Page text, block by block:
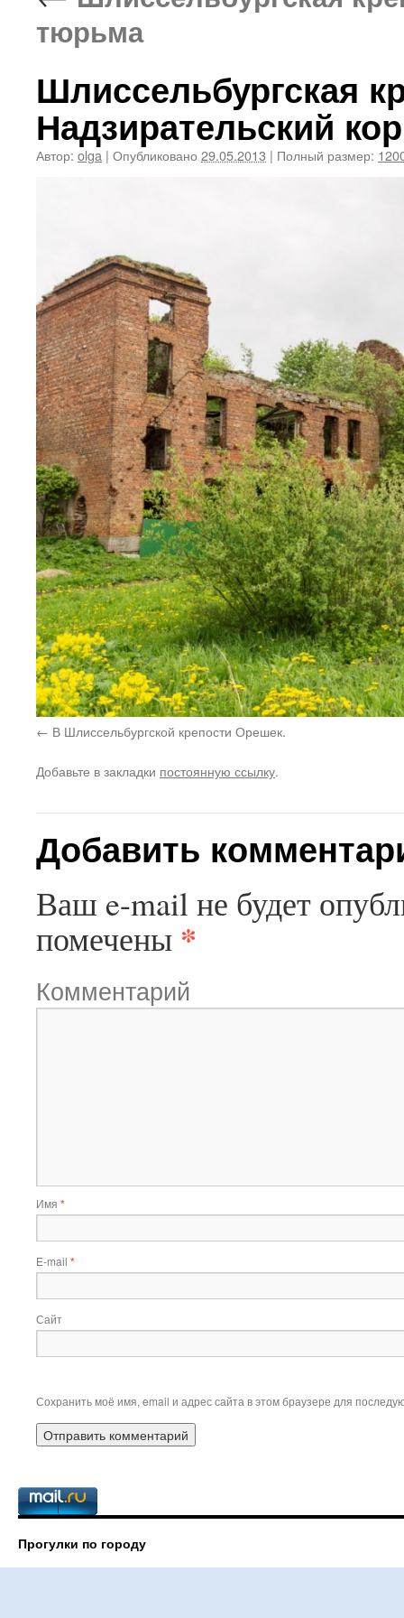
тюрьма
Шлиссельбургская
Надзирательский
Автор: olga | Опубликовано 29.05.2013 | Полный размер:
В Шлиссельбургской крепости Орешек.
Добавьте в закладки постоянную ссылку.
Добавить
Ваш e-mail не будет
помечены *
Комментарий
Имя *
E-mail *
Сайт
Сохранить моё имя, email и адрес сайта в этом браузере для
Прогулки по городу